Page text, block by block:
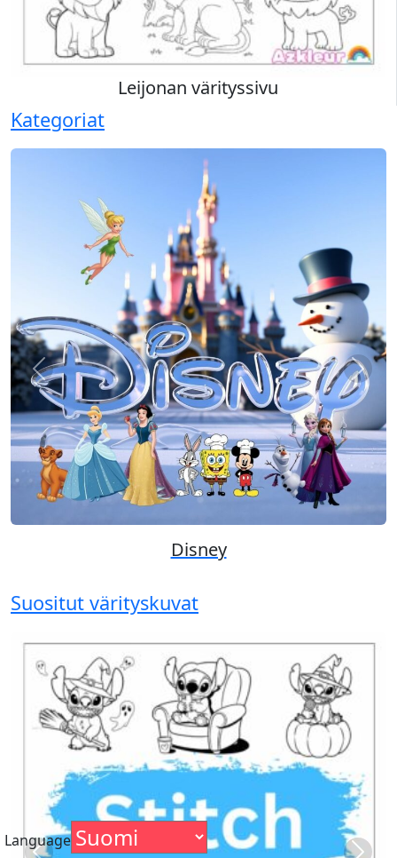
Leijonan värityssivu
Kategoriat
Disney
Previous Next
Suositut värityskuvat
Language